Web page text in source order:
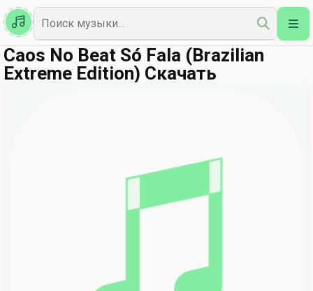
Казахская
Наш Топ
Caos No Beat Só Fala (Brazilian
Extreme Edition) Скачать